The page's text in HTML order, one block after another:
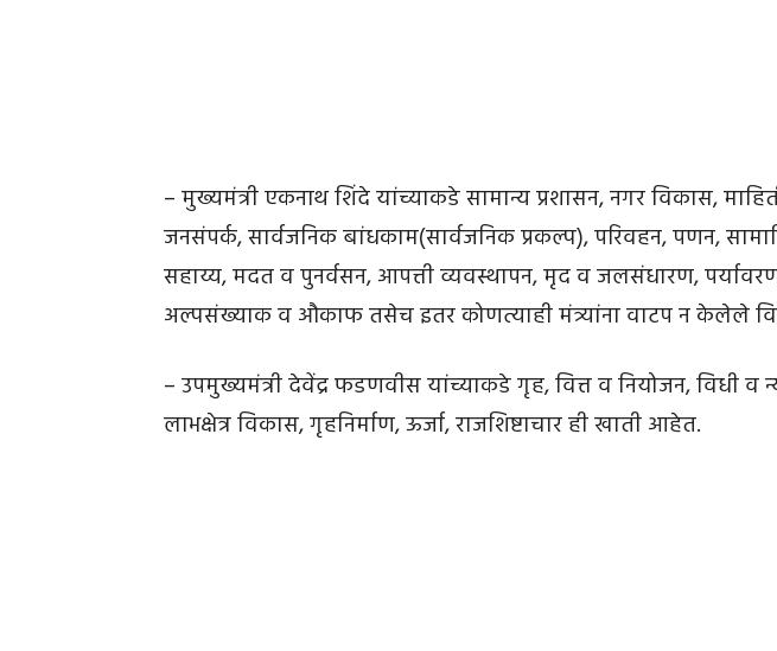
– मुख्यमंत्री एकनाथ शिंदे यांच्याकडे सामान्य प्रशासन, नगर विकास,
जनसंपर्क, सार्वजनिक बांधकाम(सार्वजनिक प्रकल्प), परिवहन, पणन,
सहाय्य, मदत व पुनर्वसन, आपत्ती व्यवस्थापन, मृद व जलसंधारण,
अल्पसंख्याक व औकाफ तसेच इतर कोणत्याही मंत्र्यांना वाटप न केलेले
– उपमुख्यमंत्री देवेंद्र फडणवीस यांच्याकडे गृह, वित्त व नियोजन, विधी व
लाभक्षेत्र विकास, गृहनिर्माण, ऊर्जा, राजशिष्टाचार ही खाती आहेत.